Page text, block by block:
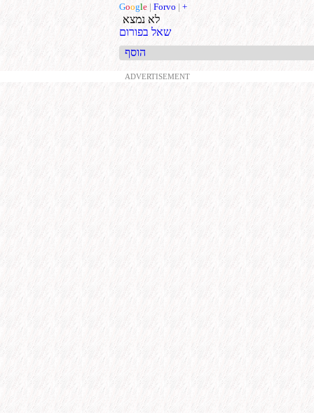
Google | Forvo | +
לא נמצא
שאל בפורום
הוסף
ADVERTISEMENT